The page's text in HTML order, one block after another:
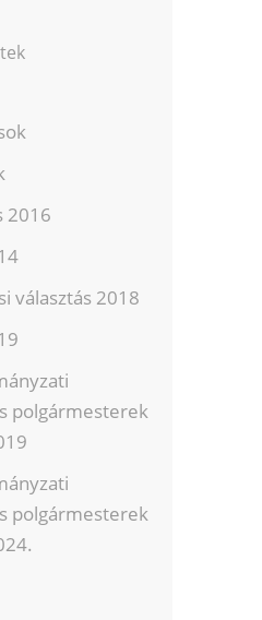
2016
választás 2018
polgármesterek
polgármesterek